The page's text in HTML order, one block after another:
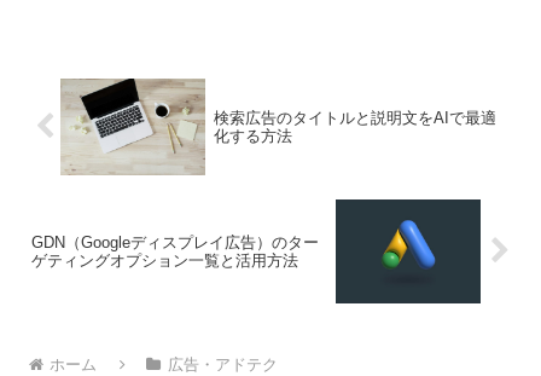
検索広告のタイトルと説明文をAIで最適
化する方法
GDN（Googleディスプレイ広告）のター
ゲティングオプション一覧と活用方法
ホーム 広告・アドテク